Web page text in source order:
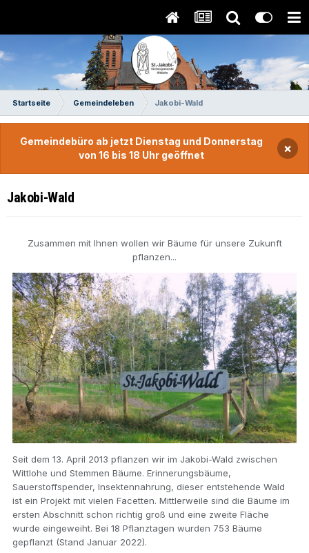
Startseite Gemeindeleben Jakobi-Wald
Gemeindebüro ab jetzt Dienstag und Donnerstag
von 16 bis 18 Uhr geöffnet
×
Jakobi-Wald
Zusammen mit Ihnen wollen wir Bäume für unsere Zukunft
pflanzen...
Seit dem 13. April 2013 pflanzen wir im Jakobi-Wald zwischen
Wittlohe und Stemmen Bäume. Erinnerungsbäume,
Sauerstoffspender, Insektennahrung, dieser entstehende Wald
ist ein Projekt mit vielen Facetten. Mittlerweile sind die Bäume im
ersten Abschnitt schon richtig groß und eine zweite Fläche
wurde eingeweiht. Bei 18 Pflanztagen wurden 753 Bäume
gepflanzt (Stand Januar 2022).